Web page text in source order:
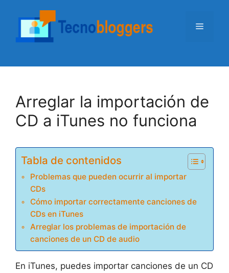
contenido
Menú
Arreglar la importación de
CD a iTunes no funciona
Tabla de contenidos
Problemas que pueden ocurrir al importar
CDs
Cómo importar correctamente canciones de
CDs en iTunes
Arreglar los problemas de importación de
canciones de un CD de audio
En iTunes, puedes importar canciones de un CD